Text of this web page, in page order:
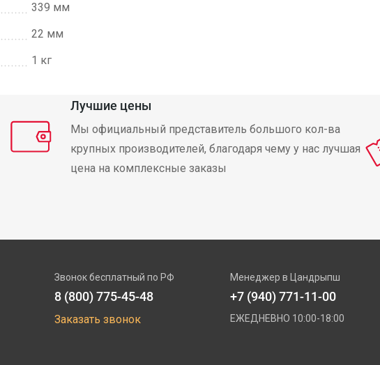
339 мм
22 мм
1 кг
Лучшие цены
Мы официальный представитель большого кол-ва
крупных производителей, благодаря чему у нас лучшая
цена на комплексные заказы
Звонок бесплатный по РФ
8 (800) 775-45-48
Заказать звонок
Менеджер в Цандрыпш
+7 (940) 771-11-00
ЕЖЕДНЕВНО 10:00-18:00